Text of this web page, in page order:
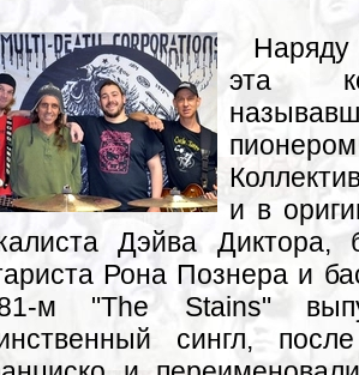
эта
и в
Дэйва
Рона Познера и
м "The Stains"
сингл,